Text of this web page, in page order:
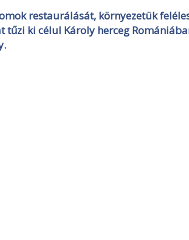
restaurálását, környezetük
tűzi ki célul Károly herceg